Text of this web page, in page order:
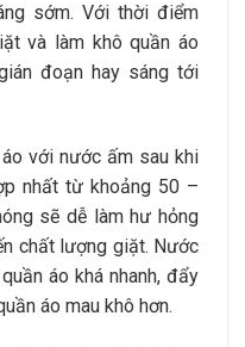
sớm. Với thời điểm
và làm khô quần áo
đoạn hay sáng tới
với nước ấm sau khi
nhất từ khoảng 50 –
sẽ dễ làm hư hỏng
chất lượng giặt. Nước
áo khá nhanh, đẩy
áo mau khô hơn.